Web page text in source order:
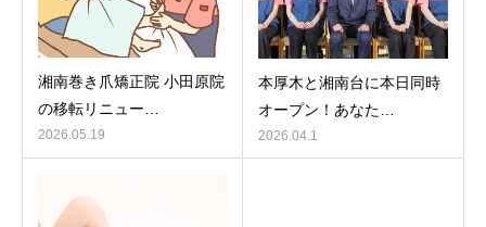
湘南巻き爪矯正院 小田原院
の移転リニュー…
2026.05.19
本厚木と湘南台に本日同時
オープン！あなた…
2026.04.1